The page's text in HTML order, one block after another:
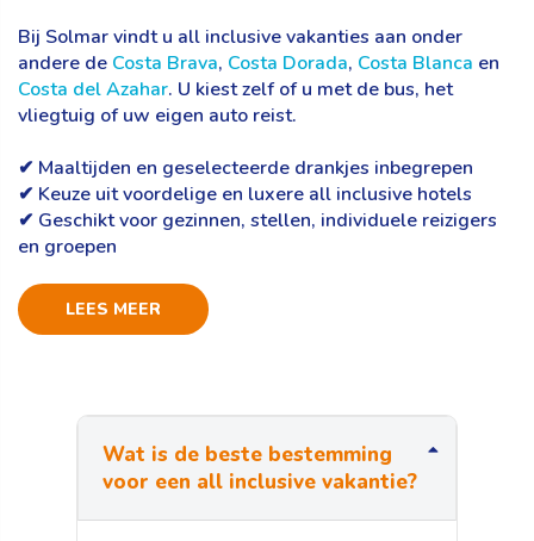
Bij Solmar vindt u all inclusive vakanties aan onder
andere de Costa Brava, Costa Dorada, Costa Blanca en
Costa del Azahar. U kiest zelf of u met de bus, het
vliegtuig of uw eigen auto reist.
✔ Maaltijden en geselecteerde drankjes inbegrepen
✔ Keuze uit voordelige en luxere all inclusive hotels
✔ Geschikt voor gezinnen, stellen, individuele reizigers
en groepen
LEES MEER
Wat is de beste bestemming
voor een all inclusive vakantie?